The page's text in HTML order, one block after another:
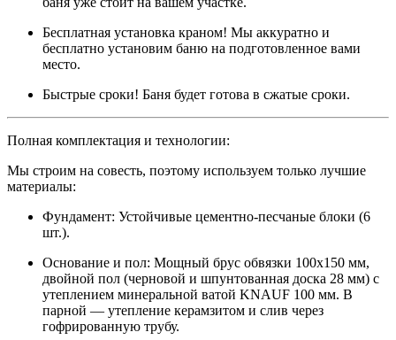
Бесплатная установка краном! Мы аккуратно и
бесплатно установим баню на подготовленное вами
место.
Быстрые сроки! Баня будет готова в сжатые сроки.
Полная комплектация и технологии:
Мы строим на совесть, поэтому используем только лучшие
материалы:
Фундамент: Устойчивые цементно-песчаные блоки (6
шт.).
Основание и пол: Мощный брус обвязки 100х150 мм,
двойной пол (черновой и шпунтованная доска 28 мм) с
утеплением минеральной ватой KNAUF 100 мм. В
парной — утепление керамзитом и слив через
гофрированную трубу.